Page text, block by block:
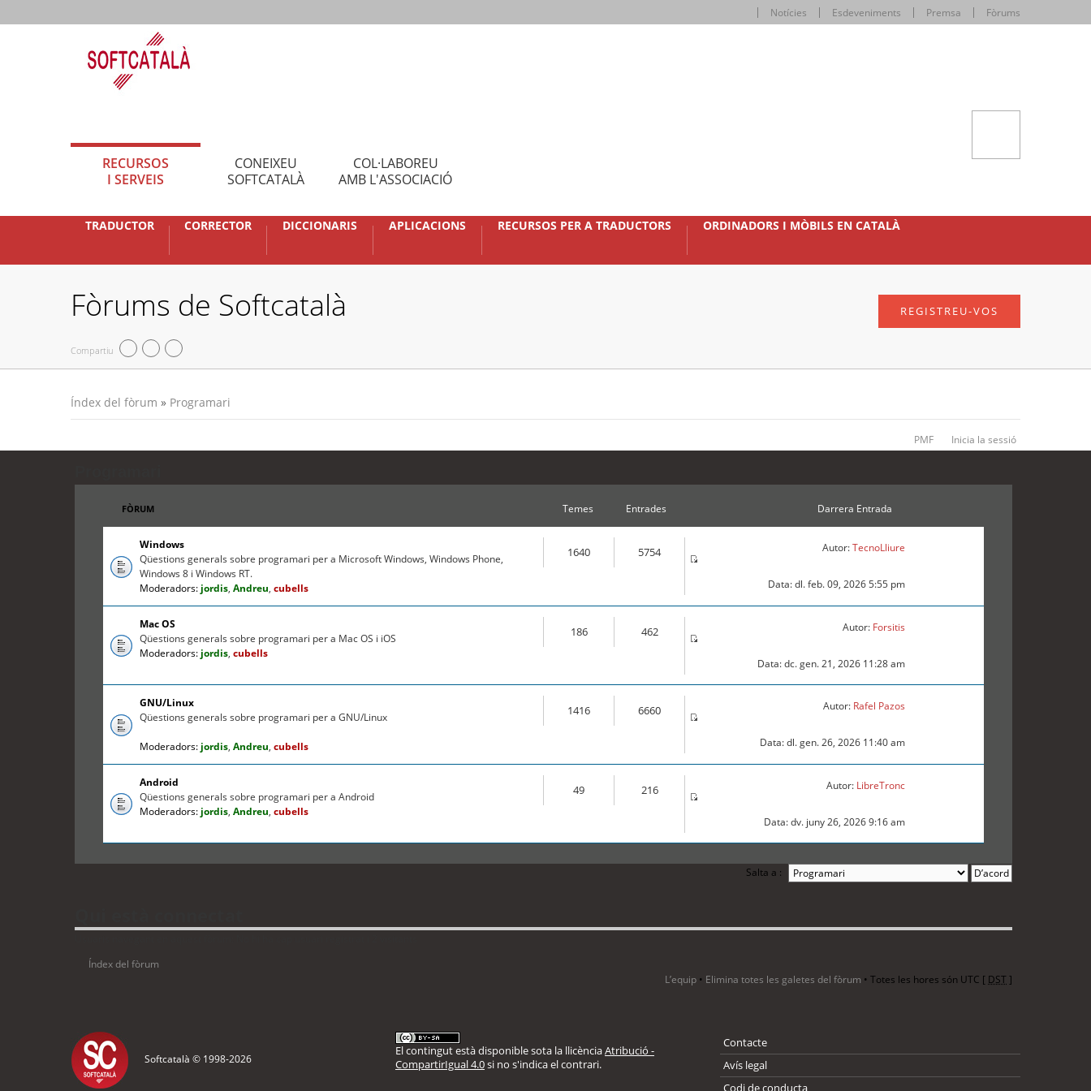
Notícies Esdeveniments Premsa Fòrums
RECURSOS
I SERVEIS
CONEIXEU
SOFTCATALÀ
COL·LABOREU
AMB L'ASSOCIACIÓ
TRADUCTOR CORRECTOR DICCIONARIS APLICACIONS RECURSOS PER A TRADUCTORS ORDINADORS I MÒBILS EN CATALÀ
Fòrums de Softcatalà
Compartiu
REGISTREU-VOS
Índex del fòrum » Programari
PMF Inicia la sessió
FÒRUM Temes Entrades Darrera Entrada
Windows
Qüestions generals sobre programari per a Microsoft Windows, Windows Phone,
Windows 8 i Windows RT.
Moderadors: jordis, Andreu, cubells
1640 5754 Autor:TecnoLliure
Data: dl. feb. 09, 2026 5:55 pm
Mac OS
Qüestions generals sobre programari per a Mac OS i iOS
Moderadors: jordis, cubells
186 462 Autor: Forsitis
Data: dc. gen. 21, 2026 11:28 am
GNU/Linux
Qüestions generals sobre programari per a GNU/Linux
Moderadors: jordis, Andreu, cubells
1416 6660 Autor: Rafel Pazos
Data: dl. gen. 26, 2026 11:40 am
Android
Qüestions generals sobre programari per a Android
Moderadors: jordis, Andreu, cubells
49 216 Autor: LibreTronc
Data: dv. juny 26, 2026 9:16 am
Salta a :
Índex del fòrum
L’equip • Elimina totes les galetes del fòrum • Totes les hores són UTC [ DST]
Softcatalà © 1998-2026
El contingut està disponible sota la llicènciaAtribució -
CompartirIgual 4.0si no s'indica el contrari.
Contacte
Avís legal
Codi de conducta